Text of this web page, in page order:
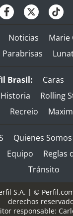
Noticias Marie
Parabrisas
Brasil: Caras
Rolling
Recreio
Quienes Somos
Equipo
Reglas
Tránsito
S.A. | ©
derechos
responsable: